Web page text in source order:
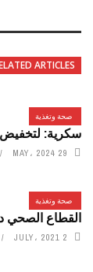
ARTICLES
صحة وتغذية
سكرية:
29 MAY، 2024
صحة وتغذية
القطاع الصحي
2 JULY، 2021